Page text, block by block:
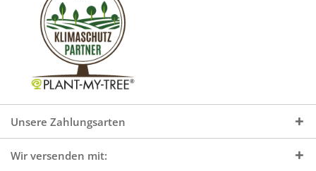
Unsere Zahlungsarten
Wir versenden mit: